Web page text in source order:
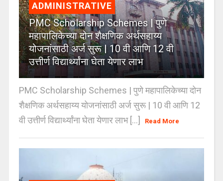
ADMINISTRATIVE
PMC Scholarship Schemes | पुणे
महापालिकेच्या दोन शैक्षणिक अर्थसहाय्य
योजनांसाठी अर्ज सुरू | 10 वी आणि 12 वी
उत्तीर्ण विद्यार्थ्यांना घेता येणार लाभ
PMC Scholarship Schemes | पुणे महापालिकेच्या दोन
शैक्षणिक अर्थसहाय्य योजनांसाठी अर्ज सुरू | 10 वी आणि 12
वी उत्तीर्ण विद्यार्थ्यांना घेता येणार लाभ [...]
Read More